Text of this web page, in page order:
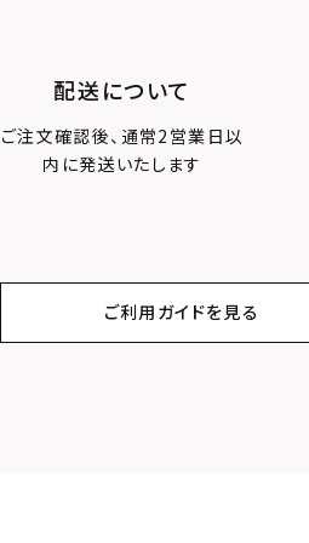
配送について
ご注文確認後、通常2営業日以
内に発送いたします
ご利用ガイドを見る